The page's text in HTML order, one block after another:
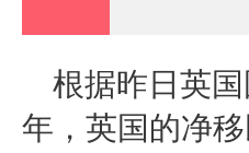
根据昨日英
年，英国的净